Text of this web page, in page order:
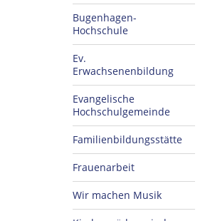
Bugenhagen-
Hochschule
Ev.
Erwachsenenbildung
Evangelische
Hochschulgemeinde
Familienbildungsstätte
Frauenarbeit
Wir machen Musik